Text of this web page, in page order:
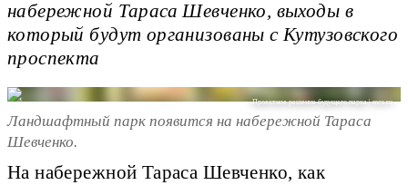
набережной Тараса Шевченко, выходы в
который будут организованы с Кутузовского
проспекта
Проектное решение будущего парка | mos.ru
Ландшафтный парк появится на набережной Тараса
Шевченко.
На набережной Тараса Шевченко, как